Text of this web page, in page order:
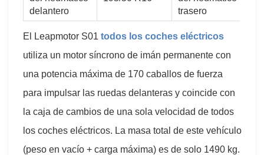
delantero
trasero
El Leapmotor S01 todos los coches eléctricos
utiliza un motor síncrono de imán permanente con
una potencia máxima de 170 caballos de fuerza
para impulsar las ruedas delanteras y coincide con
la caja de cambios de una sola velocidad de todos
los coches eléctricos. La masa total de este vehículo
(peso en vacío + carga máxima) es de solo 1490 kg.